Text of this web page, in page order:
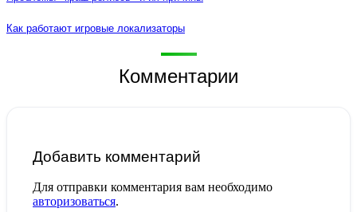
Как работают игровые локализаторы
Комментарии
Добавить комментарий
Для отправки комментария вам необходимо
авторизоваться.